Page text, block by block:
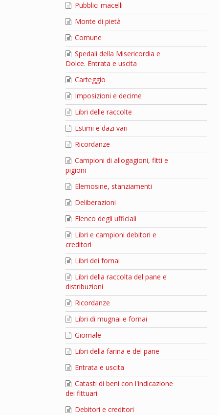
Pubblici macelli
Monte di pietà
Comune
Spedali della Misericordia e
Dolce. Entrata e uscita
Carteggio
Imposizioni e decime
Libri delle raccolte
Estimi e dazi vari
Ricordanze
Campioni di allogagioni, fitti e
pigioni
Elemosine, stanziamenti
Deliberazioni
Elenco degli ufficiali
Libri e campioni debitori e
creditori
Libri dei fornai
Libri della raccolta del pane e
distribuzioni
Ricordanze
Libri di mugnai e fornai
Giornale
Libri della farina e del pane
Entrata e uscita
Catasti di beni con l'indicazione
dei fittuari
Debitori e creditori